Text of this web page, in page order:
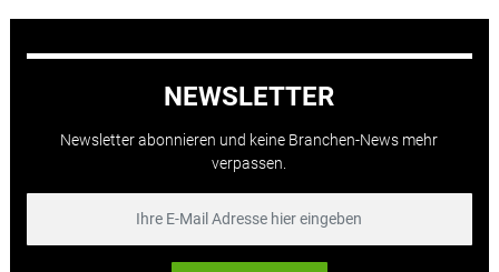
NEWSLETTER
Newsletter abonnieren und keine Branchen-News mehr
verpassen.